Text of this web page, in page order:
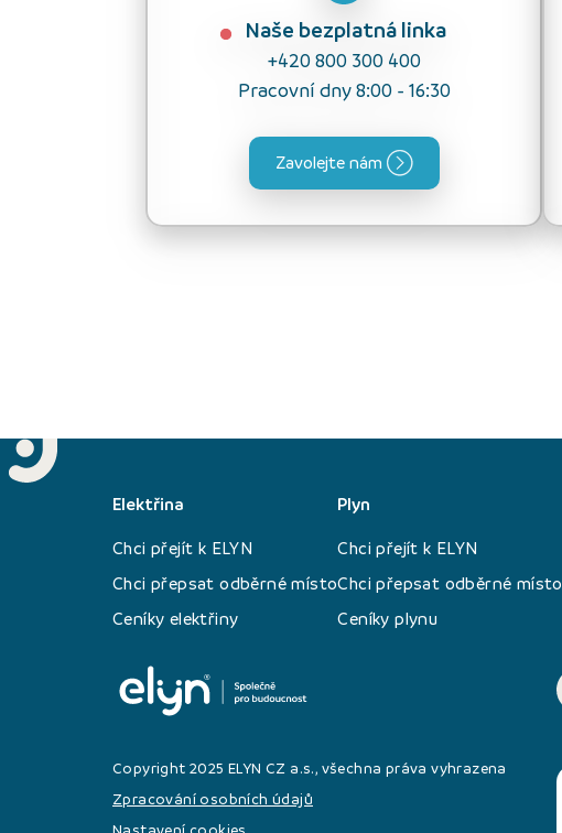
Naše bezplatná linka
+420 800 300 400
Pracovní dny 8:00 - 16:30
Zavolejte nám
Elektřina
Chci přejít k ELYN
Chci přepsat odběrné místo
Ceníky elektřiny
Plyn
Chci přejít k ELYN
Chci přepsat odběrné místo
Ceníky plynu
Copyright 2025 ELYN CZ a.s., všechna práva vyhrazena
Zpracování osobních údajů